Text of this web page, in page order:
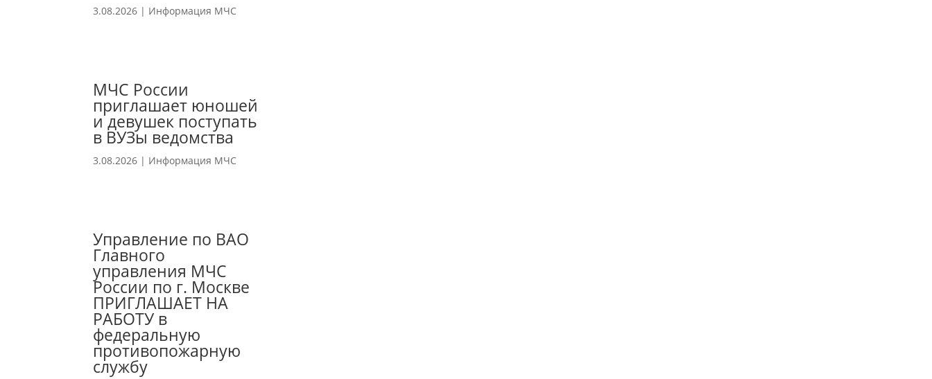
3.08.2026 | Информация МЧС
МЧС России
приглашает юношей
и девушек поступать
в ВУЗы ведомства
3.08.2026 | Информация МЧС
Управление по ВАО
Главного
управления МЧС
России по г. Москве
ПРИГЛАШАЕТ НА
РАБОТУ в
федеральную
противопожарную
службу